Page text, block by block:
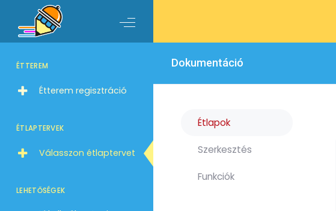
ÉTTEREM
Étterem regisztráció
ÉTLAPTERVEK
Válasszon étlaptervet
LEHETŐSÉGEK
Dokumentáció
Étlapok
Szerkesztés
Funkciók